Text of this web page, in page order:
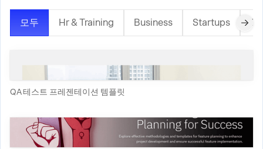
모두 Hr & Training Business Startups
QA 테스트 프레젠테이션 템플릿